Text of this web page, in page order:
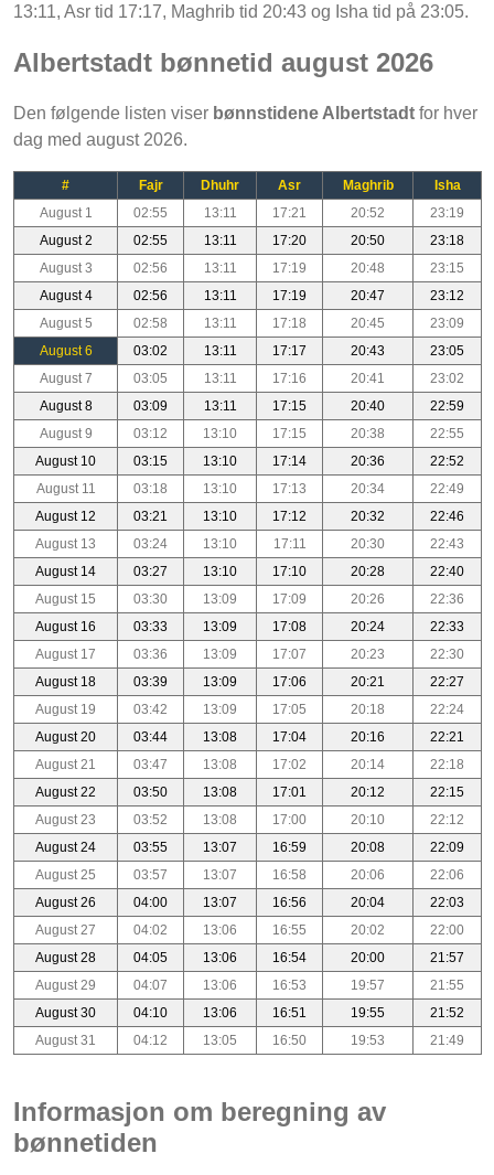
13:11, Asr tid 17:17, Maghrib tid 20:43 og Isha tid på 23:05.
Albertstadt bønnetid august 2026
Den følgende listen viser bønnstidene Albertstadt for hver
dag med august 2026.
# Fajr Dhuhr Asr Maghrib
Isha
August 1
02:55 13:11 17:21 20:52
23:19
August 2
02:55 13:11 17:20 20:50
23:18
August 3
02:56 13:11 17:19 20:48
23:15
August 4
02:56 13:11 17:19 20:47
23:12
August 5
02:58 13:11 17:18 20:45
23:09
August 6
03:02 13:11 17:17 20:43
23:05
August 7
03:05 13:11 17:16 20:41
23:02
August 8
03:09 13:11 17:15 20:40
22:59
August 9
03:12 13:10 17:15 20:38
22:55
August 10
03:15 13:10 17:14 20:36
22:52
August 11
03:18 13:10 17:13 20:34
22:49
August 12
03:21 13:10 17:12 20:32
22:46
August 13
03:24 13:10 17:11 20:30
22:43
August 14
03:27 13:10 17:10 20:28
22:40
August 15
03:30 13:09 17:09 20:26
22:36
August 16
03:33 13:09 17:08 20:24
22:33
August 17
03:36 13:09 17:07 20:23
22:30
August 18
03:39 13:09 17:06 20:21
22:27
August 19
03:42 13:09 17:05 20:18
22:24
August 20
03:44 13:08 17:04 20:16
22:21
August 21
03:47 13:08 17:02 20:14
22:18
August 22
03:50 13:08 17:01 20:12
22:15
August 23
03:52 13:08 17:00 20:10
22:12
August 24
03:55 13:07 16:59 20:08
22:09
August 25
03:57 13:07 16:58 20:06
22:06
August 26
04:00 13:07 16:56 20:04
22:03
August 27
04:02 13:06 16:55 20:02
22:00
August 28
04:05 13:06 16:54 20:00
21:57
August 29
04:07 13:06 16:53 19:57
21:55
August 30
04:10 13:06 16:51 19:55
21:52
August 31
04:12 13:05 16:50 19:53 21:49
Informasjon om beregning av
bønnetiden